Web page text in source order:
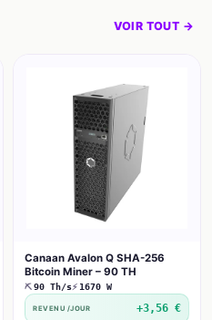
VOIR TOUT →
Canaan Avalon Q SHA-256
Bitcoin Miner – 90 TH
⛏90 Th/s⚡ 1670 W
REVENU /JOUR +3,56 €